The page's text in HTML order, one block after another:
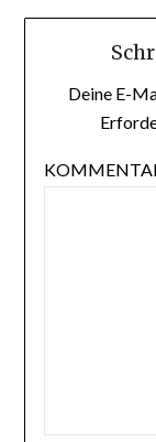
Deine E-